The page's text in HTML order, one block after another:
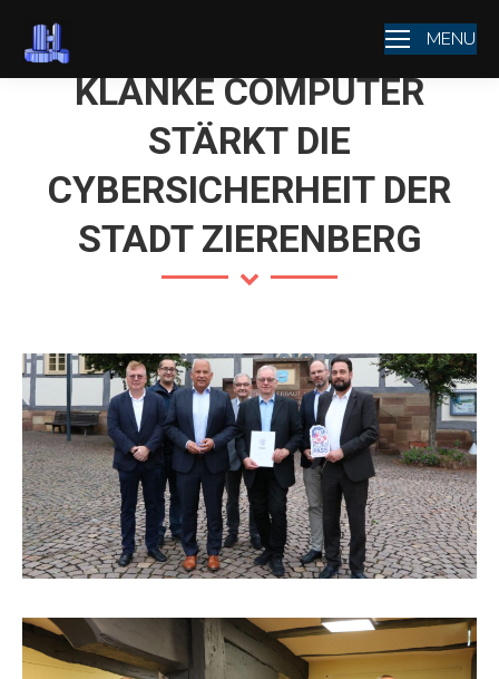
MENU
KLANKE COMPUTER
STÄRKT DIE
CYBERSICHERHEIT DER
STADT ZIERENBERG